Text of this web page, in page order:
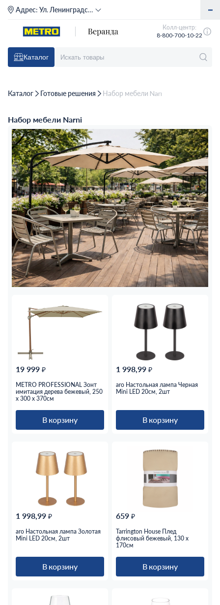
Адрес: Ул. Ленинградское шоссе, д. 71Г (м. Речной вокзал)
Колл-центр:
8-800-700-10-22
Каталог
Каталог Готовые решения Набор мебели Narni
Набор мебели Narni
19 999 ₽
METRO PROFESSIONAL Зонт
имитация дерева бежевый, 250
x 300 x 370см
В корзину
1 998,99 ₽
aro Настольная лампа Черная
Mini LED 20см, 2шт
В корзину
1 998,99 ₽
aro Настольная лампа Золотая
Mini LED 20см, 2шт
В корзину
659 ₽
Tarrington House Плед
флисовый бежевый, 130 х
170см
В корзину